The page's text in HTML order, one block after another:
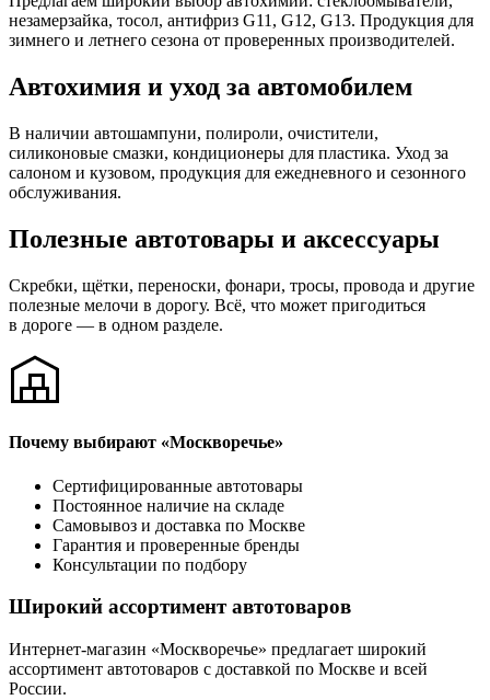
незамерзайка, тосол, антифриз G11, G12, G13. Продукция для
зимнего и летнего сезона от проверенных производителей.
Автохимия и уход за автомобилем
В наличии автошампуни, полироли, очистители,
силиконовые смазки, кондиционеры для пластика. Уход за
салоном и кузовом, продукция для ежедневного и сезонного
обслуживания.
Полезные автотовары и аксессуары
Скребки, щётки, переноски, фонари, тросы, провода и другие
полезные мелочи в дорогу. Всё, что может пригодиться
в дороге — в одном разделе.
Почему выбирают «Москворечье»
Сертифицированные автотовары
Постоянное наличие на складе
Самовывоз и доставка по Москве
Гарантия и проверенные бренды
Консультации по подбору
Широкий ассортимент автотоваров
Интернет-магазин «Москворечье» предлагает широкий
ассортимент автотоваров с доставкой по Москве и всей
России.